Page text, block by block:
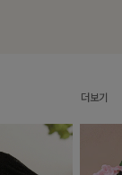
더보기